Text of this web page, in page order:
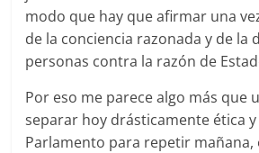
modo que hay que afirmar una
de la conciencia razonada y de la
personas contra la razón de
Por eso me parece algo más que
separar hoy drásticamente ética
Parlamento para repetir mañana,